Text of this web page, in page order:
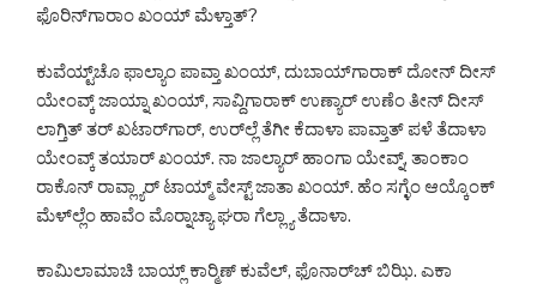
ಫೊರಿನ್‌ಗಾರಾಂ ಖಂಯ್ ಮೆಳ್ತಾತ್?
ಕುವೆಯ್ಟ್‌ಚೊ ಫಾಲ್ಯಾಂ ಪಾವ್ತಾ ಖಂಯ್, ದುಬಾಯ್‌ಗಾರಾಕ್ ದೋನ್ ದೀಸ್
ಯೇಂವ್ಕ್ ಜಾಯ್ನಾ ಖಂಯ್, ಸಾವ್ದಿಗಾರಾಕ್ ಉಣ್ಯಾರ್ ಉಣೆಂ ತೀನ್ ದೀಸ್
ಲಾಗ್ತಿತ್ ತರ್ ಖಟಾರ್‌ಗಾರ್, ಉರ್‌ಲ್ಲೆ ತೆಗೀ ಕೆದಾಳಾ ಪಾವ್ತಾತ್ ಪಳೆ ತೆದಾಳಾ
ಯೇಂವ್ಕ್ ತಯಾರ್ ಖಂಯ್. ನಾ ಜಾಲ್ಯಾರ್ ಹಾಂಗಾ ಯೇವ್ನ್, ತಾಂಕಾಂ
ರಾಕೊನ್ ರಾವ್ಲ್ಯಾರ್ ಟಾಯ್ಮ್ ವೇಸ್ಟ್ ಜಾತಾ ಖಂಯ್. ಹೆಂ ಸಗ್ಳೆಂ ಆಯ್ಕೊಂಕ್
ಮೆಳ್‌ಲ್ಲೆಂ ಹಾವೆಂ ಮೊರ್‍ನಾಚ್ಯಾ ಘರಾ ಗೆಲ್ಲ್ಯಾ ತೆದಾಳಾ.
ಕಾಮಿಲಾಮಾಚಿ ಬಾಯ್ಲ್ ಕಾರ್‍ಮಿಣ್ ಕುವೆಲ್, ಫೊನಾರ್‌ಚ್ ಬಿಝಿ. ಎಕಾ